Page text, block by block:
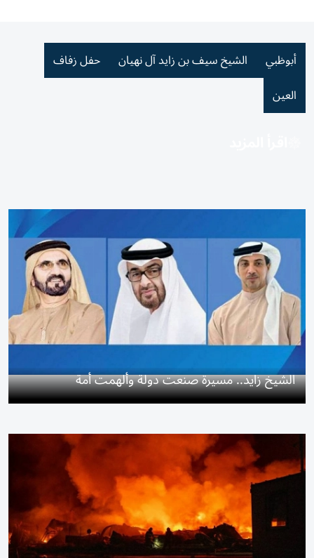
أبوظبي الشيخ سيف بن زايد آل نهيان
حفل زفاف
العين
الشيخ زايد.. مسيرة صنعت دولة وألهمت أمة